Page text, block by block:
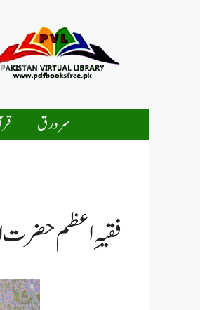
سرورق
فقیہِ اعظم حضرت